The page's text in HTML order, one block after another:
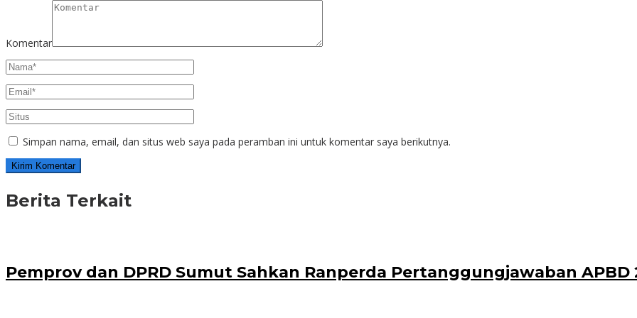
Komentar
Simpan nama, email, dan situs web saya pada peramban ini untuk komentar saya berikutnya.
Berita Terkait
Pemprov dan DPRD Sumut Sahkan Ranperda Pertanggungjawaban APBD